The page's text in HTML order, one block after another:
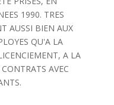
1990. TRES
AUSSI BIEN AUX
QU'A LA
A LA
AVEC